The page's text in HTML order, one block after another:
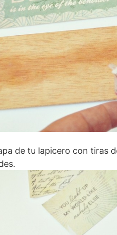
de tu lapicero con tiras